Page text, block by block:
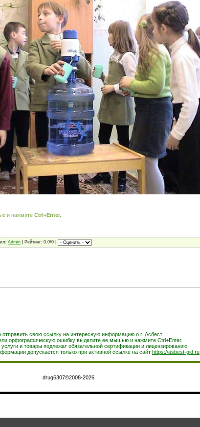
и нажмитеCtrl+Enter.
Admin | Рейтинг: 0.0/0 |
свою ссылку на интересную информацию о г. Асбест.
орфографическую ошибку выделите ее мышью и нажмите Ctrl+Enter.
и товары подлежат обязательной сертификации и лицензированию.
допускается только при активной ссылке на сайт https://asbest-gid.ru
drug6307©2008-2026